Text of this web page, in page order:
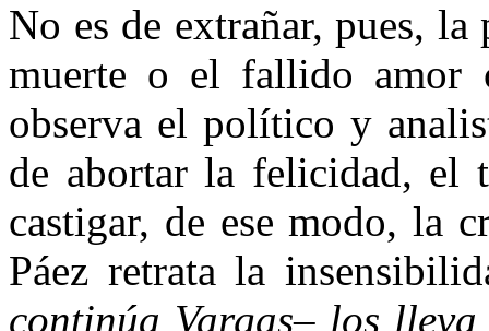
No es de extrañar, pues,
muerte o el fallido amor
observa el político y
de abortar la felicidad,
castigar, de ese modo, la
Páez retrata la
continúa Vargas– los